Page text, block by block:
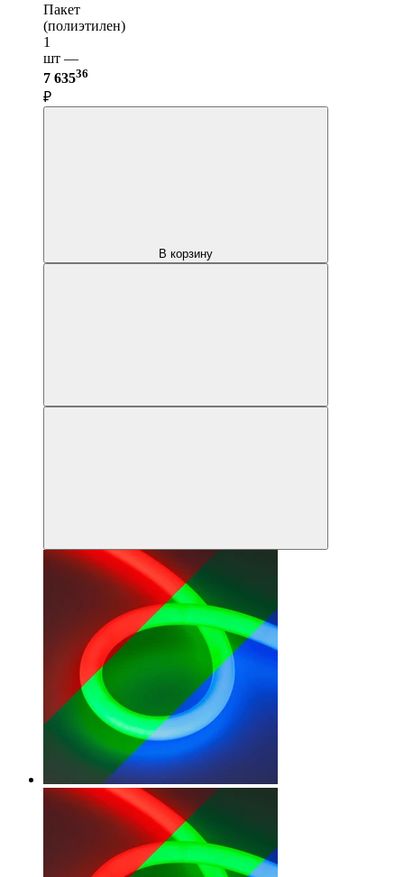
Пакет
(полиэтилен)
1
шт —
7 63536
₽
В корзину